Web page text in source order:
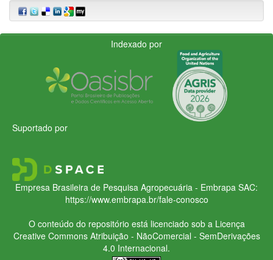
Indexado por
Suportado por
Empresa Brasileira de Pesquisa Agropecuária - Embrapa SAC:
https://www.embrapa.br/fale-conosco
O conteúdo do repositório está licenciado sob a Licença
Creative CommonsAtribuição - NãoComercial - SemDerivações
4.0 Internacional.